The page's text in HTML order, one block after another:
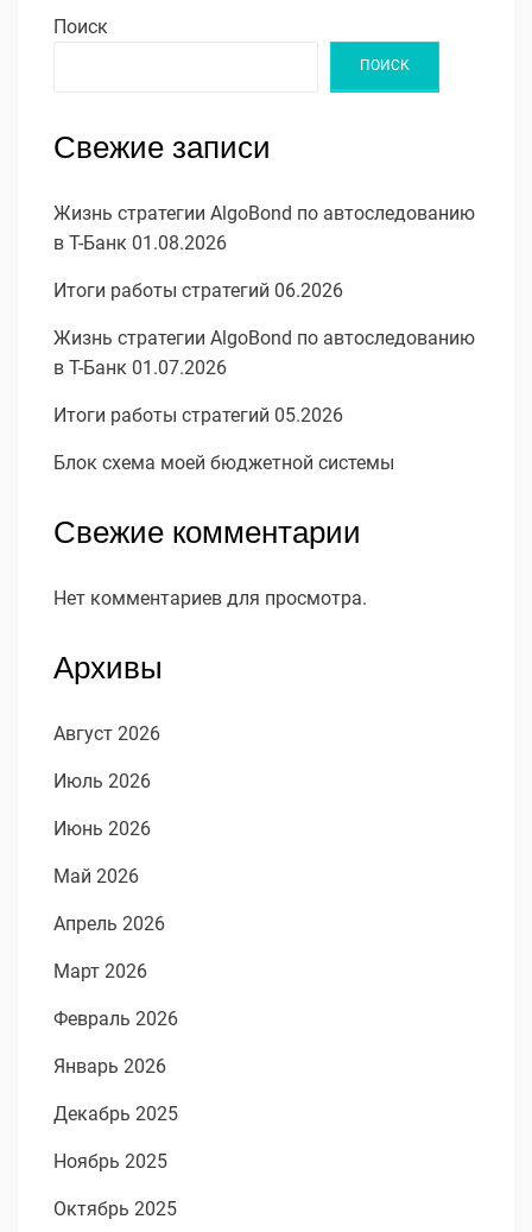
Поиск
ПОИСК
Свежие записи
Жизнь стратегии AlgoBond по автоследованию
в Т-Банк 01.08.2026
Итоги работы стратегий 06.2026
Жизнь стратегии AlgoBond по автоследованию
в Т-Банк 01.07.2026
Итоги работы стратегий 05.2026
Блок схема моей бюджетной системы
Свежие комментарии
Нет комментариев для просмотра.
Архивы
Август 2026
Июль 2026
Июнь 2026
Май 2026
Апрель 2026
Март 2026
Февраль 2026
Январь 2026
Декабрь 2025
Ноябрь 2025
Октябрь 2025